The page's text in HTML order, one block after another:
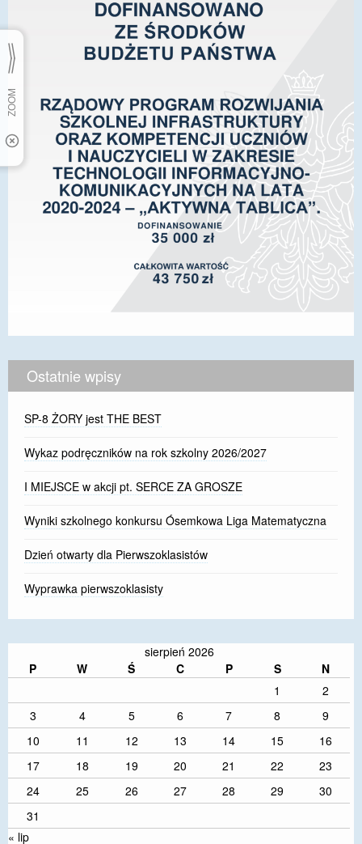
Ostatnie wpisy
SP-8 ŻORY jest THE BEST
Wykaz podręczników na rok szkolny 2026/2027
I MIEJSCE w akcji pt. SERCE ZA GROSZE
Wyniki szkolnego konkursu Ósemkowa Liga Matematyczna
Dzień otwarty dla Pierwszoklasistów
Wyprawka pierwszoklasisty
sierpień 2026
P
W Ś C P S
N
1
2
3
4 5 6 7 8
9
10
11 12 13 14 15
16
17
18 19 20 21 22
23
24
25 26 27 28 29
30
31
« lip